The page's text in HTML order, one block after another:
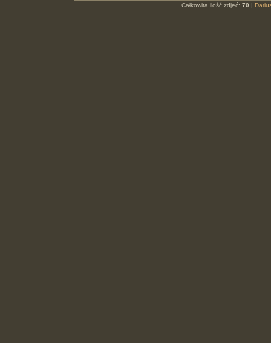
Całkowita ilość zdjęć: 70 |